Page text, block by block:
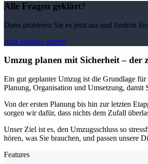
Alle Fragen geklärt?
Dann probieren Sie es jetzt aus und fordern
Jetzt Anfrage starten
Umzug planen mit Sicherheit – der
Ein gut geplanter Umzug ist die Grundlage
Planung, Organisation und Umsetzung,
Von der ersten Planung bis hin zur letzten
sorgen wir dafür, dass nichts dem Zufall
Unser Ziel ist es, den Umzugsschluss so
hören, was Sie brauchen, und passen unsere
Features